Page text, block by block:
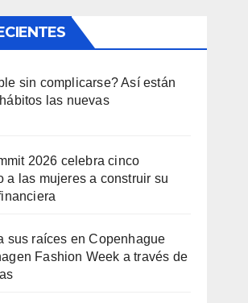
sin complicarse? Así están
las nuevas
2026 celebra cinco
a las mujeres a construir su
sus raíces en Copenhague
Fashion Week a través de